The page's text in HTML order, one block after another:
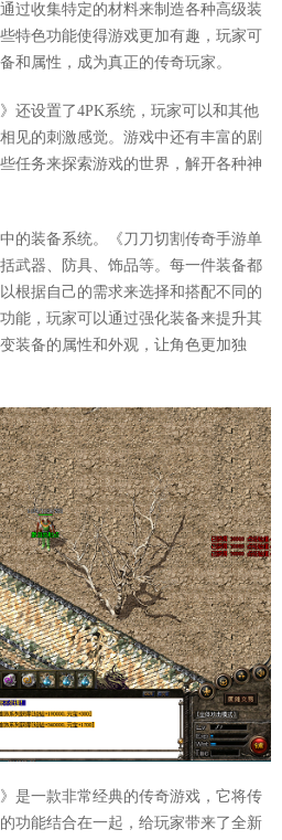
过收集特定的材料来制造各种高级装
特色功能使得游戏更加有趣，玩家可
和属性，成为真正的传奇玩家。
还设置了4PK系统，玩家可以和其他
见的刺激感觉。游戏中还有丰富的剧
任务来探索游戏的世界，解开各种神
的装备系统。《刀刀切割传奇手游单
武器、防具、饰品等。每一件装备都
根据自己的需求来选择和搭配不同的
能，玩家可以通过强化装备来提升其
装备的属性和外观，让角色更加独
是一款非常经典的传奇游戏，它将传
功能结合在一起，给玩家带来了全新